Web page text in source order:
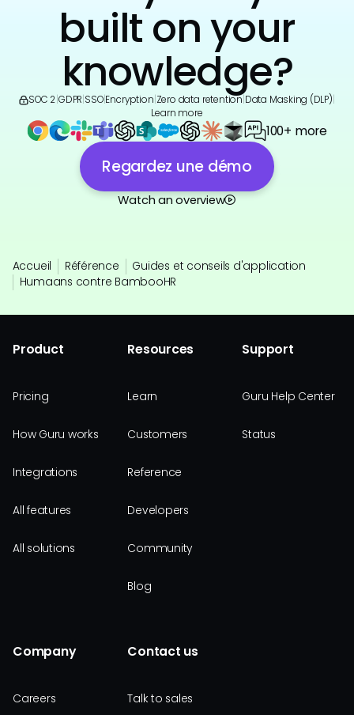
built on your
knowledge?
SOC 2 GDPR SSO|Encryption Zero data retention Data Masking (DLP)
Learn more
100+ more
Regardez une démo
Watch an overview
Accueil Référence
Guides et conseils d'application
Humaans contre BambooHR
Product
Pricing
How Guru works
Integrations
All features
All solutions
Resources
Learn
Customers
Reference
Developers
Community
Blog
Support
Guru Help Center
Status
Company
Careers
Contact us
Talk to sales